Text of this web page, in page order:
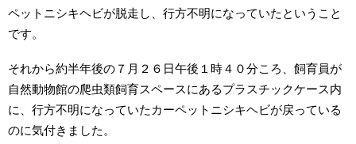
ペットニシキヘビが脱走し、行方不明になっていたということ
です。
それから約半年後の７月２６日午後１時４０分ころ、飼育員が
自然動物館の爬虫類飼育スペースにあるプラスチックケース内
に、行方不明になっていたカーペットニシキヘビが戻っている
のに気付きました。